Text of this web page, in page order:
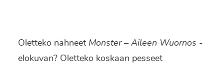
Oletteko nähneet Monster – Aileen Wuornos -
elokuvan? Oletteko koskaan pesseet